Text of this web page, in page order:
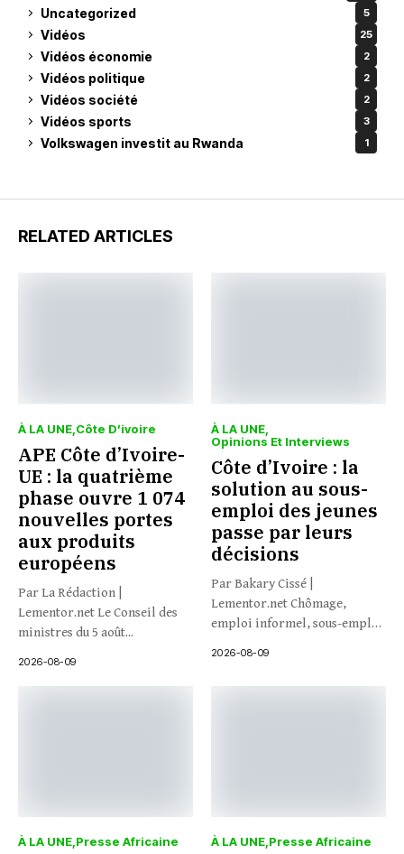
Uncategorized 5
Vidéos 25
Vidéos économie 2
Vidéos politique 2
Vidéos société 2
Vidéos sports 3
Volkswagen investit au Rwanda 1
RELATED ARTICLES
À LA UNE Côte D’ivoire
APE Côte d’Ivoire-
UE : la quatrième
phase ouvre 1 074
nouvelles portes
aux produits
européens
Par La Rédaction |
Lementor.net Le Conseil des
ministres du 5 août...
2026-08-09
À LA UNE
Opinions Et Interviews
Côte d’Ivoire : la
solution au sous-
emploi des jeunes
passe par leurs
décisions
Par Bakary Cissé |
Lementor.net Chômage,
emploi informel, sous-emploi
2026-08-09
À LA UNE Presse Africaine À LA UNE Presse Africaine